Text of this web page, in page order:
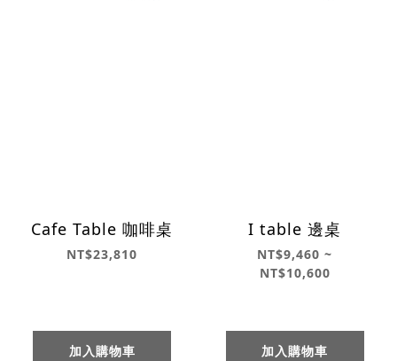
Cafe Table 咖啡桌
NT$23,810
加入購物車
I table 邊桌
NT$9,460 ~
NT$10,600
加入購物車